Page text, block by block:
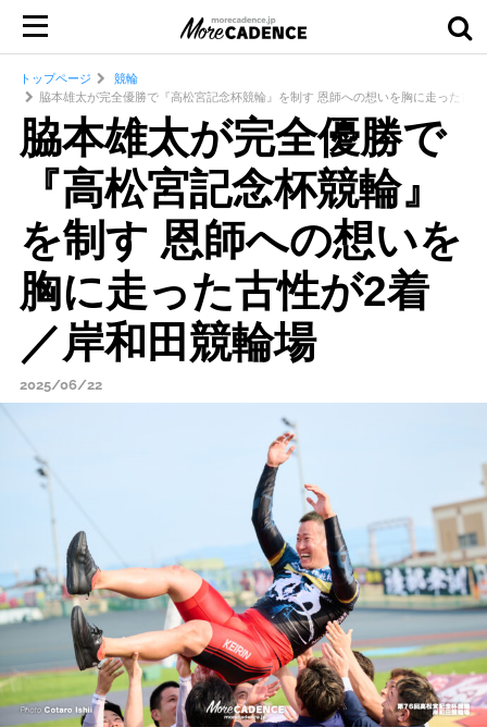
トップページ
競輪
脇本雄太が完全優勝で『高松宮記念杯競輪』を制す 恩師への想いを胸に走った古
脇本雄太が完全優勝で
『高松宮記念杯競輪』
を制す 恩師への想いを
胸に走った古性が2着
／岸和田競輪場
2025/06/22